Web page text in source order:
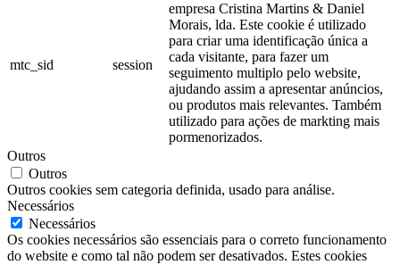
mtc_sid session
empresa Cristina Martins & Daniel
Morais, lda. Este cookie é utilizado
para criar uma identificação única a
cada visitante, para fazer um
seguimento multiplo pelo website,
ajudando assim a apresentar anúncios,
ou produtos mais relevantes. Também
utilizado para ações de markting mais
pormenorizados.
Outros
Outros
Outros cookies sem categoria definida, usado para análise.
Necessários
Necessários
Os cookies necessários são essenciais para o correto funcionamento
do website e como tal não podem ser desativados. Estes cookies